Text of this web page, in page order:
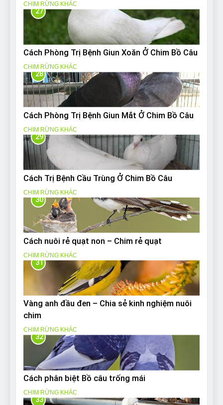
CHIM RỪNG KHÁC
27
Cách Phòng Trị Bệnh Giun Xoăn Ở Chim Bồ Câu
CHIM RỪNG KHÁC
28
Cách Phòng Trị Bệnh Giun Mắt Ở Chim Bồ Câu
CHIM RỪNG KHÁC
29
Cách Trị Bệnh Cầu Trùng Ở Chim Bồ Câu
CHIM RỪNG KHÁC
30
Cách nuôi rẻ quạt non – Chim rẻ quạt
CHIM RỪNG KHÁC
31
Vàng anh đầu đen – Chia sẻ kinh nghiệm nuôi
chim
CHIM RỪNG KHÁC
32
Cách phân biệt Bồ câu trống mái
CHIM RỪNG KHÁC
33